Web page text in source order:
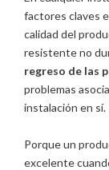
factores claves
calidad del
resistente no
regreso de las
problemas
instalación en sí.
Porque un
excelente